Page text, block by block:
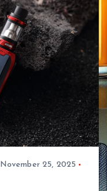
November 25, 2025